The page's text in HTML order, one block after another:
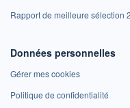
Rapport de meilleure sélection
Données personnelles
Gérer mes cookies
Politique de confidentialité